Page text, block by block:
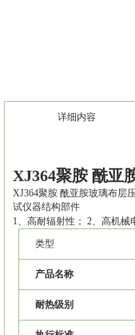
详细内容
XJ364聚胺 酰亚
XJ364聚胺 酰亚胺玻璃布层
试仪器结构部件
1、高耐辐射性； 2、高机
类型
产品名称
耐热级别